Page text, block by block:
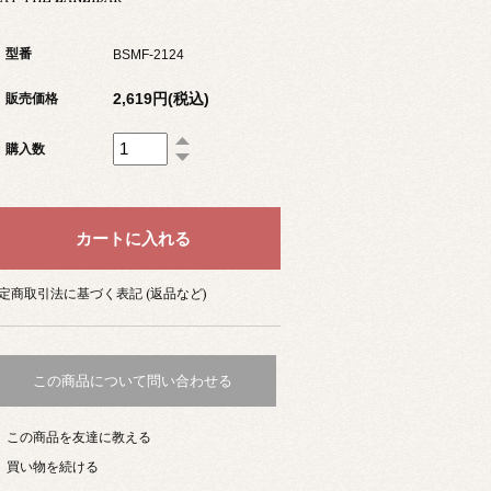
型番 BSMF-2124
販売価格 2,619円(税込)
購入数
商取引法に基づく表記 (返品など)
この商品について問い合わせる
この商品を友達に教える
買い物を続ける